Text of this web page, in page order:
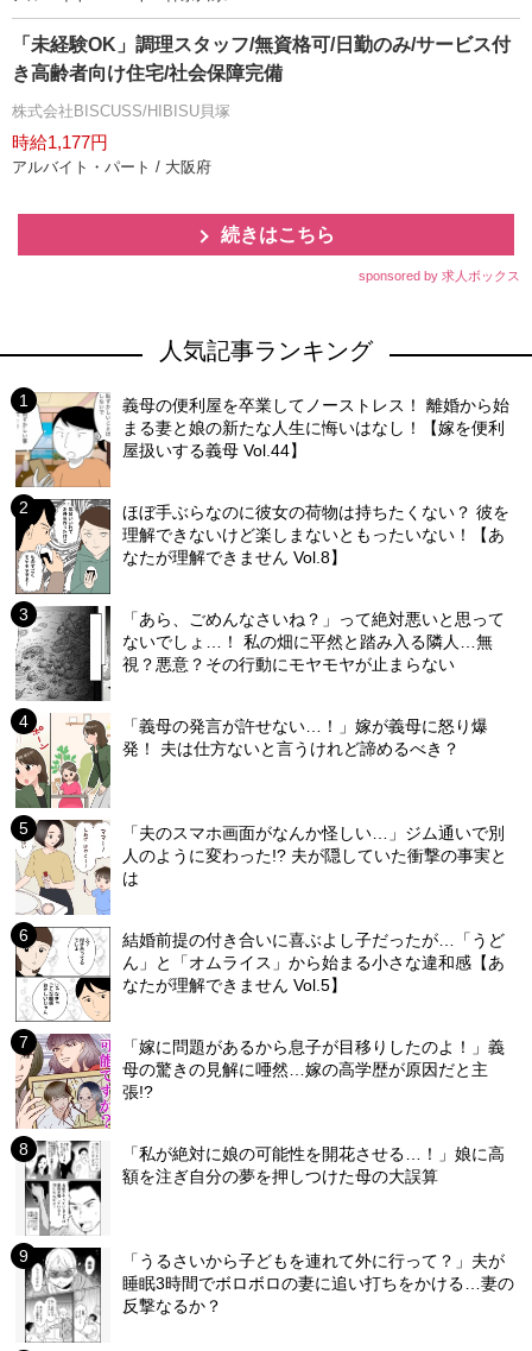
「未経験OK」調理スタッフ/無資格可/日勤のみ/サービス付
き高齢者向け住宅/社会保障完備
株式会社BISCUSS/HIBISU貝塚
時給1,177円
アルバイト・パート / 大阪府
続きはこちら
sponsored by 求人ボックス
人気記事ランキング
義母の便利屋を卒業してノーストレス！ 離婚から始
まる妻と娘の新たな人生に悔いはなし！【嫁を便利
屋扱いする義母 Vol.44】
ほぼ手ぶらなのに彼女の荷物は持ちたくない？ 彼を
理解できないけど楽しまないともったいない！【あ
なたが理解できません Vol.8】
「あら、ごめんなさいね？」って絶対悪いと思って
ないでしょ…！ 私の畑に平然と踏み入る隣人…無
視？悪意？その行動にモヤモヤが止まらない
「義母の発言が許せない…！」嫁が義母に怒り爆
発！ 夫は仕方ないと言うけれど諦めるべき？
「夫のスマホ画面がなんか怪しい…」ジム通いで別
人のように変わった!? 夫が隠していた衝撃の事実と
は
結婚前提の付き合いに喜ぶよし子だったが…「うど
ん」と「オムライス」から始まる小さな違和感【あ
なたが理解できません Vol.5】
「嫁に問題があるから息子が目移りしたのよ！」義
母の驚きの見解に唖然…嫁の高学歴が原因だと主
張!?
「私が絶対に娘の可能性を開花させる…！」娘に高
額を注ぎ自分の夢を押しつけた母の大誤算
「うるさいから子どもを連れて外に行って？」夫が
睡眠3時間でボロボロの妻に追い打ちをかける…妻の
反撃なるか？